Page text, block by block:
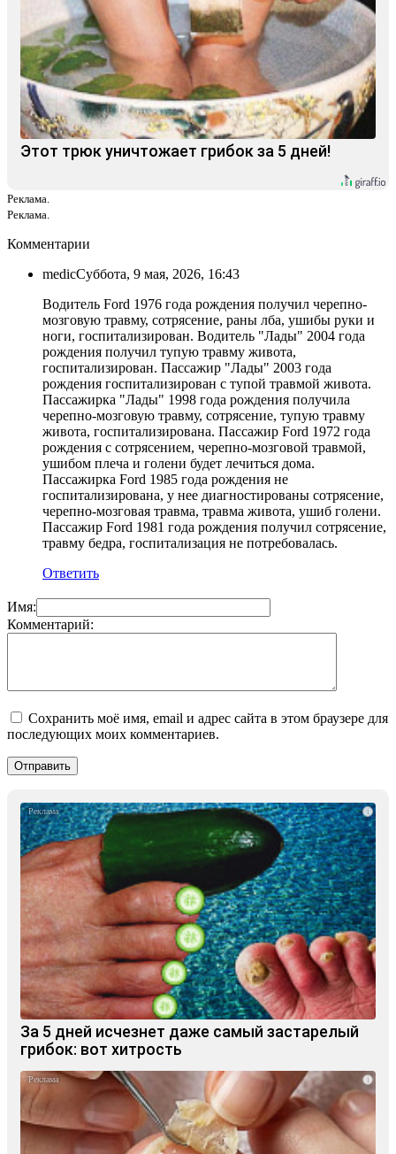
Этот трюк уничтожает грибок за 5 дней!
Реклама.
Реклама.
Комментарии
medicСуббота, 9 мая, 2026, 16:43
Водитель Ford 1976 года рождения получил черепно-
мозговую травму, сотрясение, раны лба, ушибы руки и
ноги, госпитализирован. Водитель "Лады" 2004 года
рождения получил тупую травму живота,
госпитализирован. Пассажир "Лады" 2003 года
рождения госпитализирован с тупой травмой живота.
Пассажирка "Лады" 1998 года рождения получила
черепно-мозговую травму, сотрясение, тупую травму
живота, госпитализирована. Пассажир Ford 1972 года
рождения с сотрясением, черепно-мозговой травмой,
ушибом плеча и голени будет лечиться дома.
Пассажирка Ford 1985 года рождения не
госпитализирована, у нее диагностированы сотрясение,
черепно-мозговая травма, травма живота, ушиб голени.
Пассажир Ford 1981 года рождения получил сотрясение,
травму бедра, госпитализация не потребовалась.
Ответить
Имя:
Комментарий:
Сохранить моё имя, email и адрес сайта в этом браузере для
последующих моих комментариев.
i
За 5 дней исчезнет даже самый застарелый
грибок: вот хитрость
i